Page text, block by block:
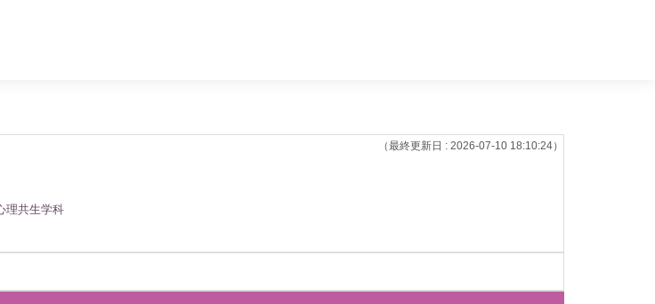
（最終更新日 : 2026-07-10 18:10:24）
理共生学科